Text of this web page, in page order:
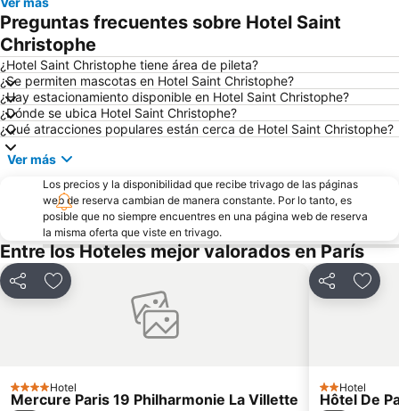
Distrito I: Louvre
La Sorbona
Centro Georges Pompidou
Jardín de Luxemburgo
Distrito IX: Opéra
Estación de París-Norte
Aeropuerto de París-Charles de Gaulle
Boulevard Saint-Michel
Gare de Lyon Metro Station
Plaza de los Vosgos
Panteón
Distrito IV: Hôtel-de-Ville
Estación de tren de Montparnasse
Distrito VII: Palais-Bourbon
Unesco
Barrio de la Madeleine
Faubourg Saint Germain
Gare du Nord Metro Station
Europa
Aeropuerto de París-Orly
Distrito III: Temple
Orsay
Plaza de la Concordia
Preguntas frecuentes sobre Hotel Saint
Christophe
¿Hotel Saint Christophe tiene área de pileta?
¿Se permiten mascotas en Hotel Saint Christophe?
¿Hay estacionamiento disponible en Hotel Saint Christophe?
¿Dónde se ubica Hotel Saint Christophe?
¿Qué atracciones populares están cerca de Hotel Saint Christophe?
Ver más
Los precios y la disponibilidad que recibe trivago de las páginas
web de reserva cambian de manera constante. Por lo tanto, es
posible que no siempre encuentres en una página web de reserva
la misma oferta que viste en trivago.
Entre los Hoteles mejor valorados en París
CompartirAñadir a favoritos
4 Estrellas
Hotel
Mercure Paris 19 Philharmonie La Villette
Compartir
2 Estrellas
Hotel
Hôtel De